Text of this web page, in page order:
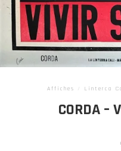
Affiches Linterca
CORDA –